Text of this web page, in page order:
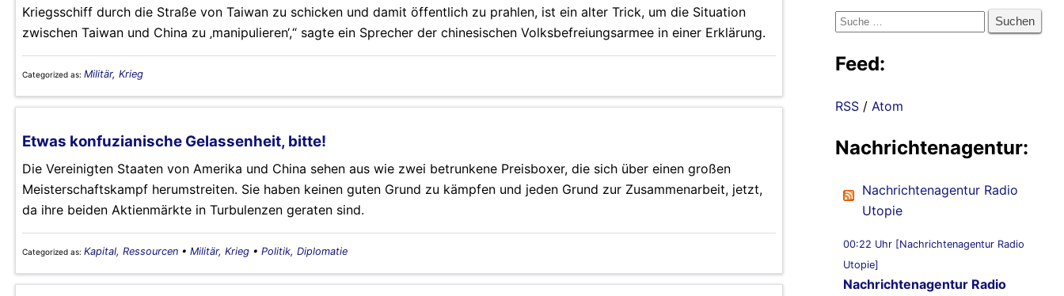
Kriegsschiff durch die Straße von Taiwan zu schicken und damit öffentlich zu prahlen, ist ein alter Trick, um die Situation
zwischen Taiwan und China zu ‚manipulieren‘,“ sagte ein Sprecher der chinesischen Volksbefreiungsarmee in einer Erklärung.
Categorized as: Militär, Krieg
Etwas konfuzianische Gelassenheit, bitte!
Die Vereinigten Staaten von Amerika und China sehen aus wie zwei betrunkene Preisboxer, die sich über einen großen
Meisterschaftskampf herumstreiten. Sie haben keinen guten Grund zu kämpfen und jeden Grund zur Zusammenarbeit, jetzt,
da ihre beiden Aktienmärkte in Turbulenzen geraten sind.
Categorized as: Kapital, Ressourcen • Militär, Krieg • Politik, Diplomatie
Suche
Feed:
RSS / Atom
Nachrichtenagentur:
Nachrichtenagentur Radio
Utopie
00:22 Uhr [Nachrichtenagentur Radio
Utopie]
Nachrichtenagentur Radio